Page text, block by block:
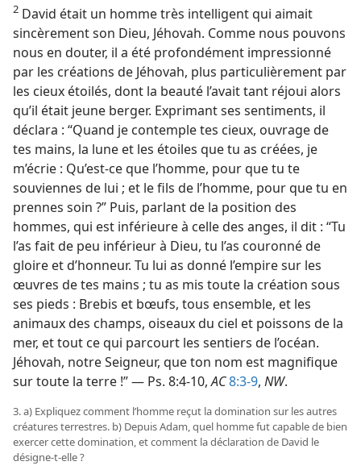
2 David était un homme très intelligent qui aimait
sincèrement son Dieu, Jéhovah. Comme nous pouvons
nous en douter, il a été profondément impressionné
par les créations de Jéhovah, plus particulièrement par
les cieux étoilés, dont la beauté l’avait tant réjoui alors
qu’il était jeune berger. Exprimant ses sentiments, il
déclara : “Quand je contemple tes cieux, ouvrage de
tes mains, la lune et les étoiles que tu as créées, je
m’écrie : Qu’est-​ce que l’homme, pour que tu te
souviennes de lui ; et le fils de l’homme, pour que tu en
prennes soin ?” Puis, parlant de la position des
hommes, qui est inférieure à celle des anges, il dit : “Tu
l’as fait de peu inférieur à Dieu, tu l’as couronné de
gloire et d’honneur. Tu lui as donné l’empire sur les
œuvres de tes mains ; tu as mis toute la création sous
ses pieds : Brebis et bœufs, tous ensemble, et les
animaux des champs, oiseaux du ciel et poissons de la
mer, et tout ce qui parcourt les sentiers de l’océan.
Jéhovah, notre Seigneur, que ton nom est magnifique
sur toute la terre !” — Ps. 8:4-10,AC8:3-9, NW.
3. a) Expliquez comment l’homme reçut la domination sur les autres
créatures terrestres. b) Depuis Adam, quel homme fut capable de bien
exercer cette domination, et comment la déclaration de David le
désigne-​t-​elle ?